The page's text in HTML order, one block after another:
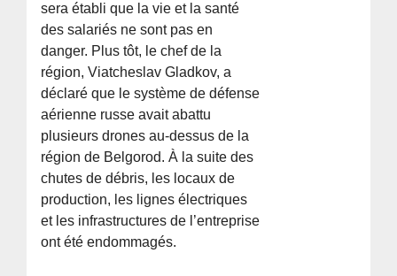
sera établi que la vie et la santé
des salariés ne sont pas en
danger. Plus tôt, le chef de la
région, Viatcheslav Gladkov, a
déclaré que le système de défense
aérienne russe avait abattu
plusieurs drones au-dessus de la
région de Belgorod. À la suite des
chutes de débris, les locaux de
production, les lignes électriques
et les infrastructures de l’entreprise
ont été endommagés.